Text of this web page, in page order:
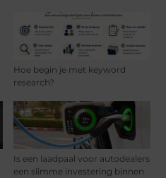
Hoe begin je met keyword
research?
Is een laadpaal voor autodealers
een slimme investering binnen